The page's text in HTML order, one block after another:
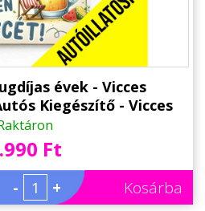
évek - Vicces
Kiegészítő - Vicces
Nyugdíjasnak
Ft
- + Kosárba